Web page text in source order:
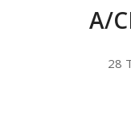
A/
28